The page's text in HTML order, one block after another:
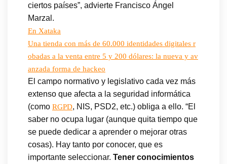
ciertos países”, advierte Francisco Ángel
Marzal.
En Xataka
Una tienda con más de 60.000 identidades digitales r
obadas a la venta entre 5 y 200 dólares: la nueva y av
anzada forma de hackeo
El campo normativo y legislativo cada vez más
extenso que afecta a la seguridad informática
(como RGPD, NIS, PSD2, etc.) obliga a ello. “El
saber no ocupa lugar (aunque quita tiempo que
se puede dedicar a aprender o mejorar otras
cosas). Hay tanto por conocer, que es
importante seleccionar. Tener conocimientos